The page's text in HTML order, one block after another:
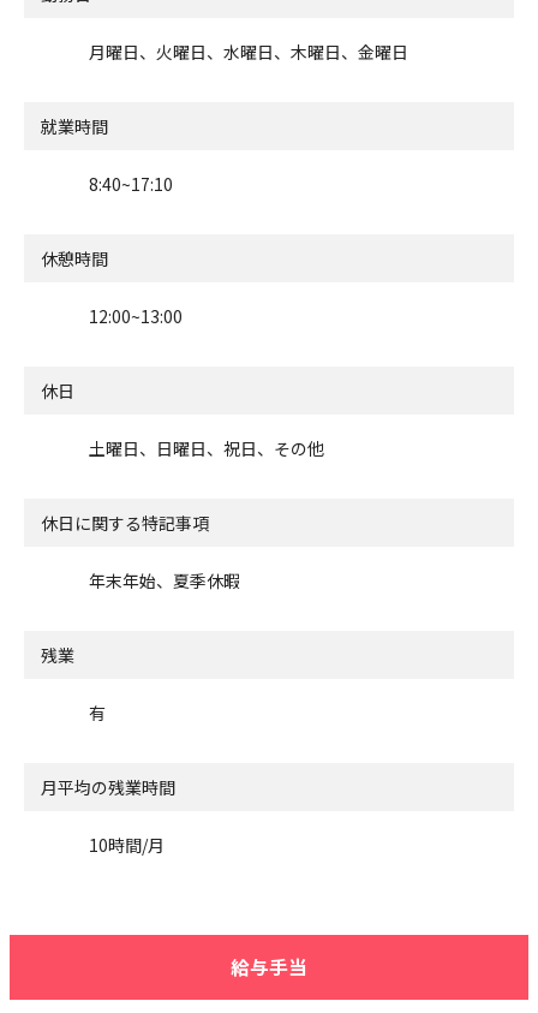
月曜日、火曜日、水曜日、木曜日、金曜日
就業時間
8:40~17:10
休憩時間
12:00~13:00
休日
土曜日、日曜日、祝日、その他
休日に関する特記事項
年末年始、夏季休暇
残業
有
月平均の残業時間
10時間/月
給与手当